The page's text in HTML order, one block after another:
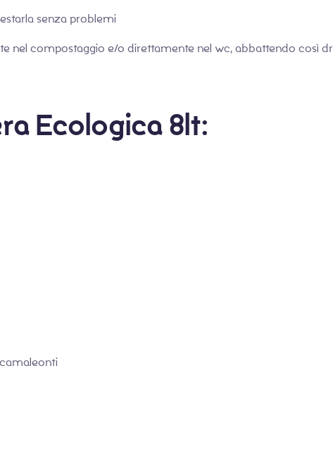
senza problemi
nel compostaggio e/o direttamente nel wc, abbattendo così
Ecologica 8lt: